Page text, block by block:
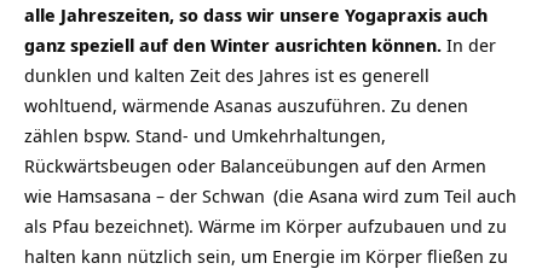
alle Jahreszeiten, so dass wir unsere Yogapraxis auch
ganz speziell auf den Winter ausrichten können. In der
dunklen und kalten Zeit des Jahres ist es generell
wohltuend, wärmende Asanas auszuführen. Zu denen
zählen bspw. Stand- und Umkehrhaltungen,
Rückwärtsbeugen oder Balanceübungen auf den Armen
wie Hamsasana – der Schwan (die Asana wird zum Teil auch
als Pfau bezeichnet). Wärme im Körper aufzubauen und zu
halten kann nützlich sein, um Energie im Körper fließen zu